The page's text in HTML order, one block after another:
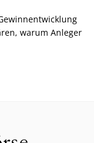
warum Anleger